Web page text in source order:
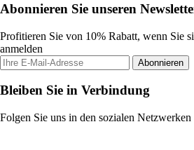
Abonnieren Sie unseren
Profitieren Sie von 10% Rabatt, wenn Sie
anmelden
Abonnieren
Bleiben Sie in Verbindung
Folgen Sie uns in den sozialen Netzwerken